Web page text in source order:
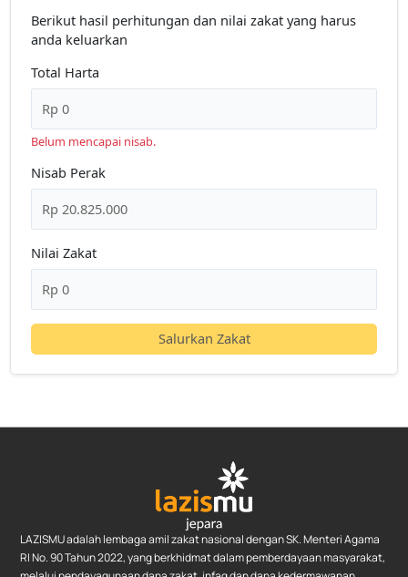
Berikut hasil perhitungan dan nilai zakat yang harus
anda keluarkan
Total Harta
Belum mencapai nisab.
Nisab Perak
Nilai Zakat
Salurkan Zakat
LAZISMU adalah lembaga amil zakat nasional dengan SK. Menteri Agama
RI No. 90 Tahun 2022, yang berkhidmat dalam pemberdayaan masyarakat,